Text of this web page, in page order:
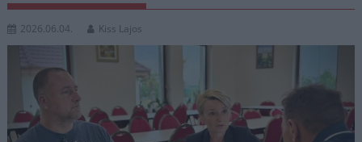
2026.06.04. Kiss Lajos